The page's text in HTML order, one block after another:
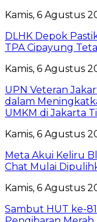
Kamis, 6 Agustus
DLHK Depok
TPA Cipayung
Kamis, 6 Agustus
UPN Veteran
dalam
UMKM di Jakarta
Kamis, 6 Agustus
Meta Akui Keliru
Chat Mulai
Kamis, 6 Agustus
Sambut HUT ke-